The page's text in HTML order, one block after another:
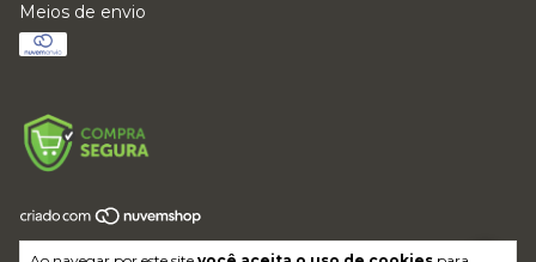
Meios de envio
Copyright LFMVKJ ROUPAS E ACESSORIOS LTDA - 64017614000169 -